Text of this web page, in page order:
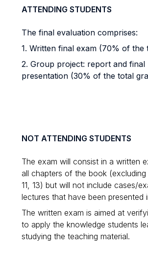
ATTENDING STUDENTS
The final evaluation comprises:
1. Written final exam (70% of the
2. Group project: report and final
presentation (30% of the total
NOT ATTENDING STUDENTS
The exam will consist in a written
all chapters of the book
11, 13) but will not include cases/
lectures that have been presented
The written exam is aimed at
to apply the knowledge students
studying the teaching material.